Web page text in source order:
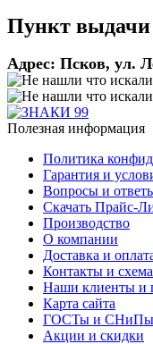
Пункт выдачи
Адрес: Псков, ул.
Полезная информация
Политика
Гарантия и
Вопросы и
Скачать Прайс-
Производство
О компании
Доставка и
Контакты и
Наши клиенты и
Карта сайта
ГОСТы и СНиПы
Акции и скидки